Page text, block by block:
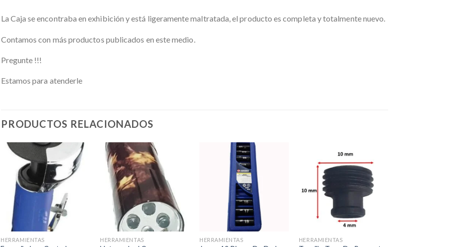
La Caja se encontraba en exhibición y está ligeramente maltratada, el producto es completa y totalmente nuevo.
Contamos con más productos publicados en este medio.
Pregunte !!!
Estamos para atenderle
PRODUCTOS RELACIONADOS
Añadir
a la
lista de
HERRAMIENTAS
Añadir
lista de
deseos
HERRAMIENTAS HERRAMIENTAS
Añadir
a la
lista de
deseos
HERRAMIENTAS